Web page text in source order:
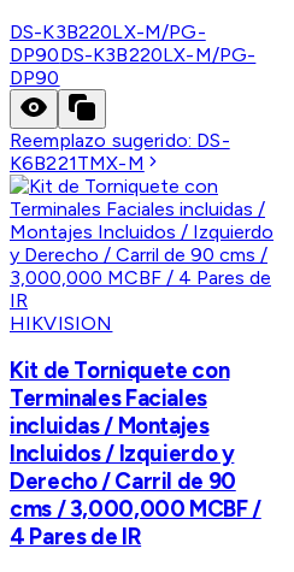
DS-K3B220LX-M/PG-
DP90DS-K3B220LX-M/PG-
DP90
Reemplazo sugerido: DS-
K6B221TMX-M
HIKVISION
Kit de Torniquete con
Terminales Faciales
incluidas / Montajes
Incluidos / Izquierdo y
Derecho / Carril de 90
cms / 3,000,000 MCBF /
4 Pares de IR